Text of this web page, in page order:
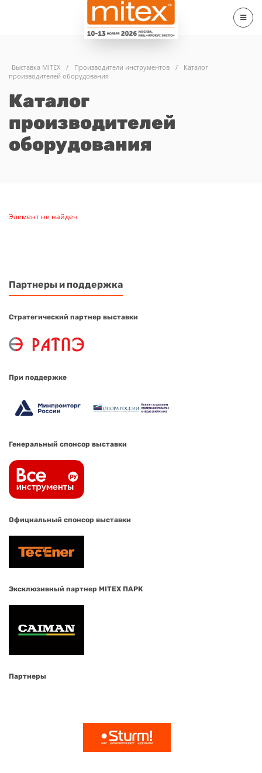
Выставка MITEX / Производители инструментов /
Каталог
производителей оборудования
Каталог
производителей
оборудования
Элемент не найден
Партнеры и поддержка
Стратегический партнер выставки
При поддержке
Генеральный спонсор выставки
Официальный спонсор выставки
Эксклюзивный партнер MITEX ПАРК
Партнеры